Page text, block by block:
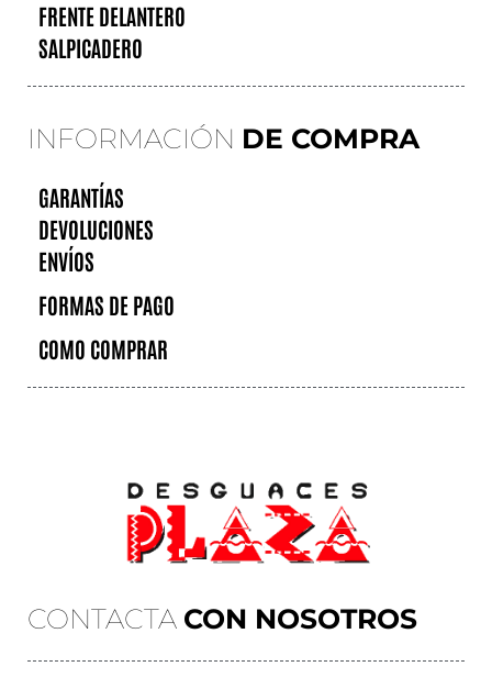
CONTACTA CON NOSOTROS
FRENTE DELANTERO
SALPICADERO
INFORMACIÓN DE COMPRA
GARANTÍAS
DEVOLUCIONES
ENVÍOS
FORMAS DE PAGO
COMO COMPRAR